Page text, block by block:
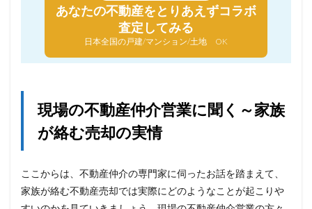
あなたの不動産をとりあえずコラボ
査定してみる
日本全国の戸建/マンション/土地 OK
現場の不動産仲介営業に聞く～家族
が絡む売却の実情
ここからは、不動産仲介の専門家に伺ったお話を踏まえて、
家族が絡む不動産売却では実際にどのようなことが起こりや